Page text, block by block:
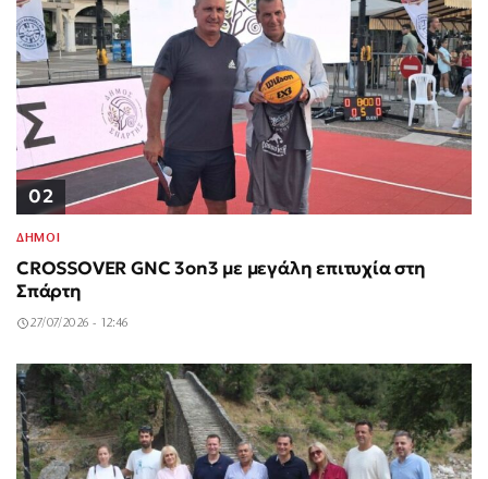
02
ΔΗΜΟΙ
CROSSOVER GNC 3on3 με μεγάλη επιτυχία στη
Σπάρτη
27/07/2026 - 12:46